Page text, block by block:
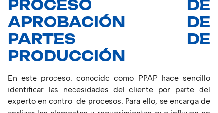
PROCESO DE
APROBACIÓN DE
PARTES DE
PRODUCCIÓN
En este proceso, conocido como PPAP hace sencillo
identificar las necesidades del cliente por parte del
experto en control de procesos. Para ello, se encarga de